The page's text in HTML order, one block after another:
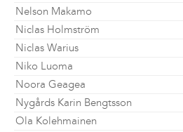
Nelson Makamo
Niclas Holmström
Niclas Warius
Niko Luoma
Noora Geagea
Nygårds Karin Bengtsson
Ola Kolehmainen